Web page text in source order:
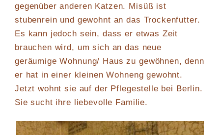
gegenüber anderen Katzen. Misüß ist
stubenrein und gewohnt an das Trockenfutter.
Es kann jedoch sein, dass er etwas Zeit
brauchen wird, um sich an das neue
geräumige Wohnung/ Haus zu gewöhnen, denn
er hat in einer kleinen Wohneng gewohnt.
Jetzt wohnt sie auf der Pflegestelle bei Berlin.
Sie sucht ihre liebevolle Familie.